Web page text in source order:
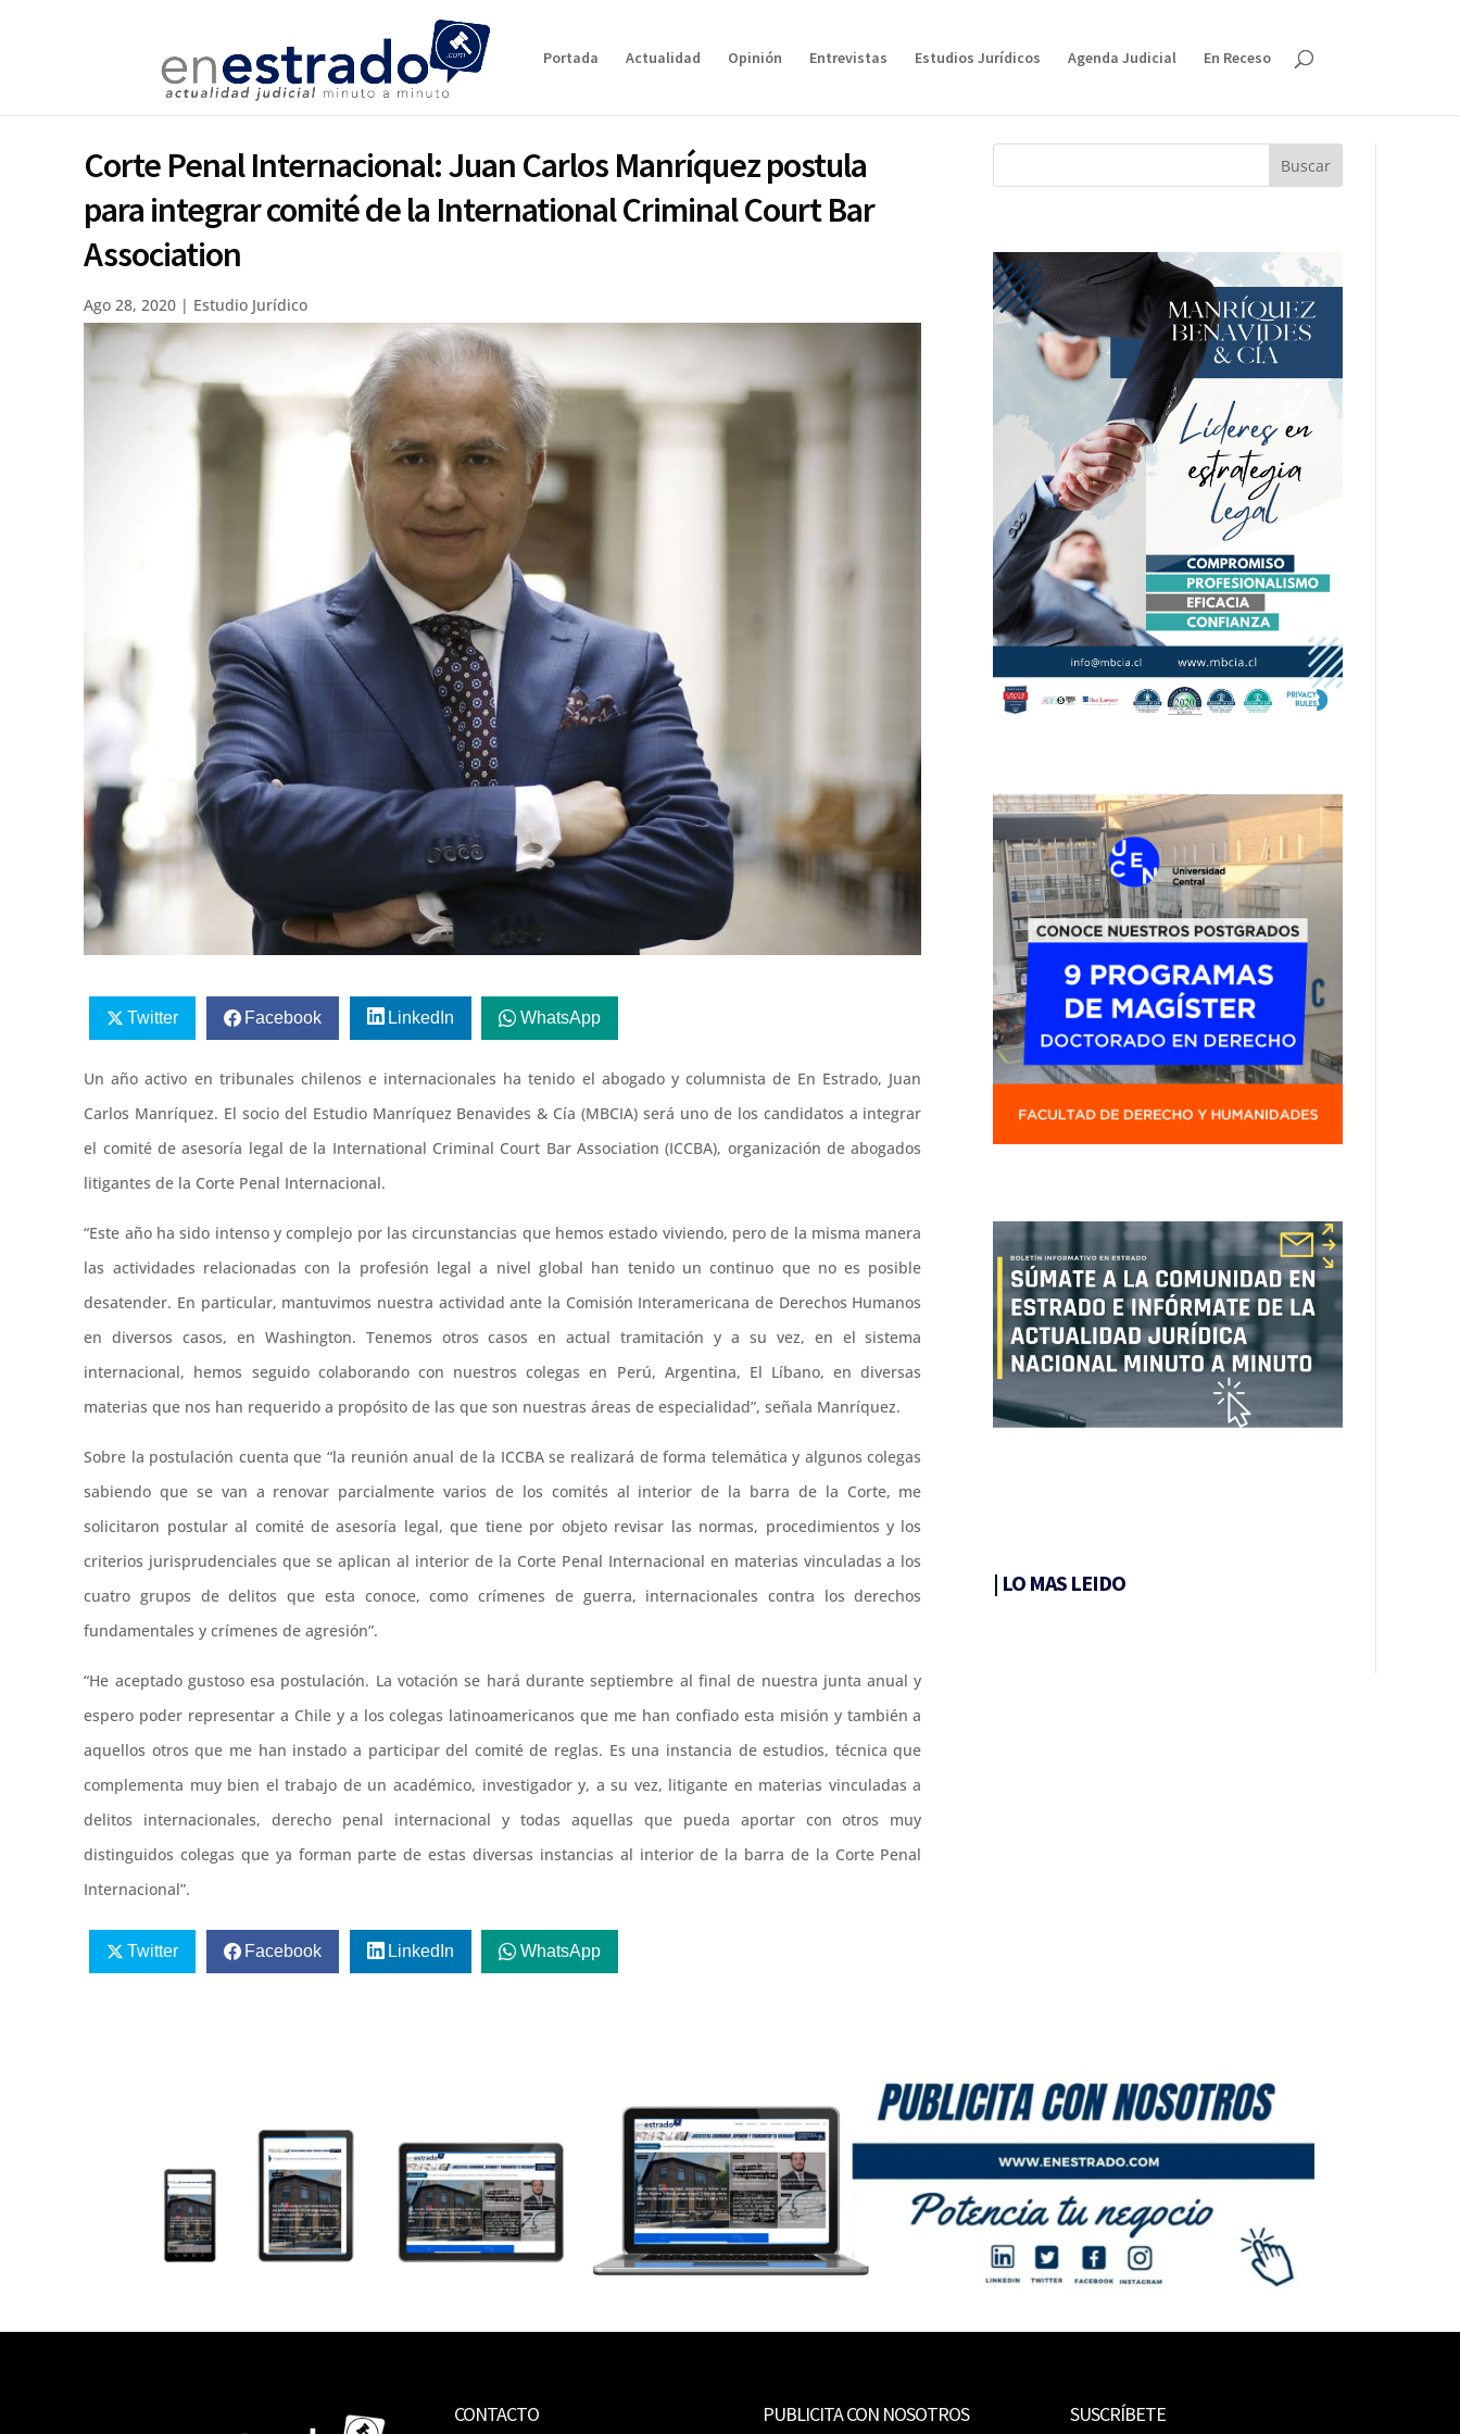
Portada Actualidad Opinión Entrevistas Estudios Jurídicos Agenda Judicial En Receso
Corte Penal Internacional: Juan Carlos Manríquez postula
para integrar comité de la International Criminal Court Bar
Association
Ago 28, 2020 | Estudio Jurídico
Twitter Facebook LinkedIn WhatsApp
Un año activo en tribunales chilenos e internacionales ha tenido el abogado y columnista de En Estrado, Juan
Carlos Manríquez. El socio del Estudio Manríquez Benavides & Cía (MBCIA) será uno de los candidatos a integrar
el comité de asesoría legal de la International Criminal Court Bar Association (ICCBA), organización de abogados
litigantes de la Corte Penal Internacional.
“Este año ha sido intenso y complejo por las circunstancias que hemos estado viviendo, pero de la misma manera
las actividades relacionadas con la profesión legal a nivel global han tenido un continuo que no es posible
desatender. En particular, mantuvimos nuestra actividad ante la Comisión Interamericana de Derechos Humanos
en diversos casos, en Washington. Tenemos otros casos en actual tramitación y a su vez, en el sistema
internacional, hemos seguido colaborando con nuestros colegas en Perú, Argentina, El Líbano, en diversas
materias que nos han requerido a propósito de las que son nuestras áreas de especialidad”, señala Manríquez.
Sobre la postulación cuenta que “la reunión anual de la ICCBA se realizará de forma telemática y algunos colegas
sabiendo que se van a renovar parcialmente varios de los comités al interior de la barra de la Corte, me
solicitaron postular al comité de asesoría legal, que tiene por objeto revisar las normas, procedimientos y los
criterios jurisprudenciales que se aplican al interior de la Corte Penal Internacional en materias vinculadas a los
cuatro grupos de delitos que esta conoce, como crímenes de guerra, internacionales contra los derechos
fundamentales y crímenes de agresión”.
“He aceptado gustoso esa postulación. La votación se hará durante septiembre al final de nuestra junta anual y
espero poder representar a Chile y a los colegas latinoamericanos que me han confiado esta misión y también a
aquellos otros que me han instado a participar del comité de reglas. Es una instancia de estudios, técnica que
complementa muy bien el trabajo de un académico, investigador y, a su vez, litigante en materias vinculadas a
delitos internacionales, derecho penal internacional y todas aquellas que pueda aportar con otros muy
distinguidos colegas que ya forman parte de estas diversas instancias al interior de la barra de la Corte Penal
Internacional”.
Twitter Facebook LinkedIn WhatsApp
| LO MAS LEIDO
CONTACTO PUBLICITA CON NOSOTROS SUSCRÍBETE